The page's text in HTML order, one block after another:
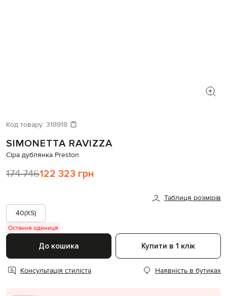
Код товару: 318918
SIMONETTA RAVIZZA
Сіра дублянка Preston
174 746122 323 грн
Таблиця розмірів
40(XS)
Остання одиниця
До кошика Купити в 1 клік
Консультація стиліста Наявність в бутиках